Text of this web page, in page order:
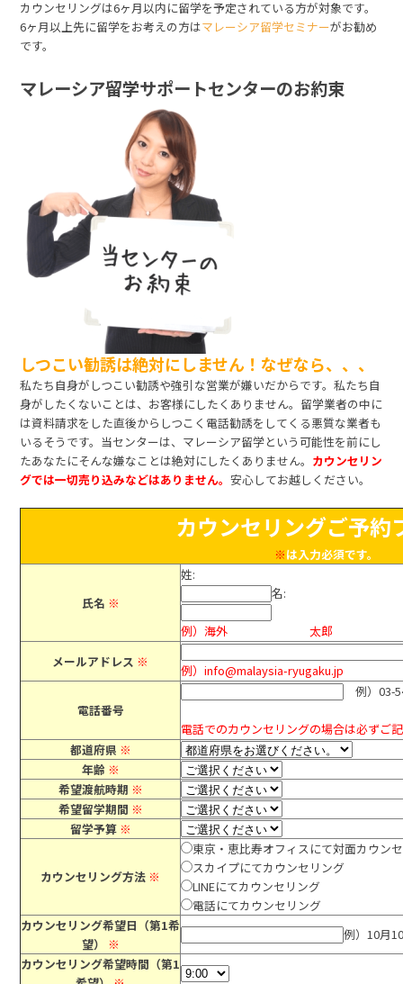
カウンセリングは6ヶ月以内に留学を予定されている方が対象です。
6ヶ月以上先に留学をお考えの方はマレーシア留学セミナーがお勧め
です。
マレーシア留学サポートセンターのお約束
しつこい勧誘は絶対にしません！なぜなら、、、
私たち自身がしつこい勧誘や強引な営業が嫌いだからです。私たち自
身がしたくないことは、お客様にしたくありません。留学業者の中に
は資料請求をした直後からしつこく電話勧誘をしてくる悪質な業者も
いるそうです。当センターは、マレーシア留学という可能性を前にし
たあなたにそんな嫌なことは絶対にしたくありません。 カウンセリン
グでは一切売り込みなどはありません。安心してお越しください。
カウンセリングご予約
※は入力必須です。
氏名 ※
姓:
名:
例）海外 太郎
メールアドレス ※
例）info@malaysia-ryugaku.jp
電話番号
例）03-
電話でのカウンセリングの場合は必ずご
都道府県 ※
年齢 ※
希望渡航時期 ※
希望留学期間 ※
留学予算 ※
カウンセリング方法 ※
東京・恵比寿オフィスにて対面カウン
スカイプにてカウンセリング
LINEにてカウンセリング
電話にてカウンセリング
カウンセリング希望日（第1希
望） ※
例）10月
カウンセリング希望時間（第1